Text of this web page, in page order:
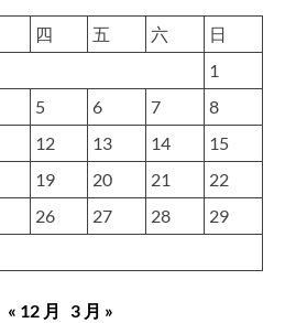
四 五 六
日
1
5 6 7
8
12 13 14
15
19 20 21
22
26 27 28
29
« 12 月 3 月 »